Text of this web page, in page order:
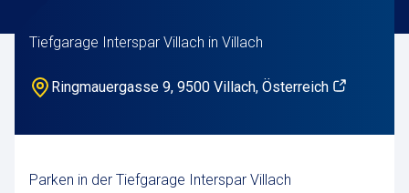
Tiefgarage Interspar Villach in Villach
Ringmauergasse 9, 9500 Villach, Österreich
Parken in der Tiefgarage Interspar Villach